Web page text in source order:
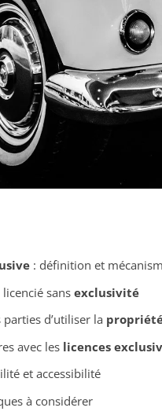
: définition et
sans exclusivité
d’utiliser la
avec les licences
et accessibilité
à considérer